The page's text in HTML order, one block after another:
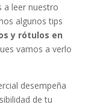
a leer nuestro
algunos tips
y rótulos en
vamos a verlo
desempeña
de tu